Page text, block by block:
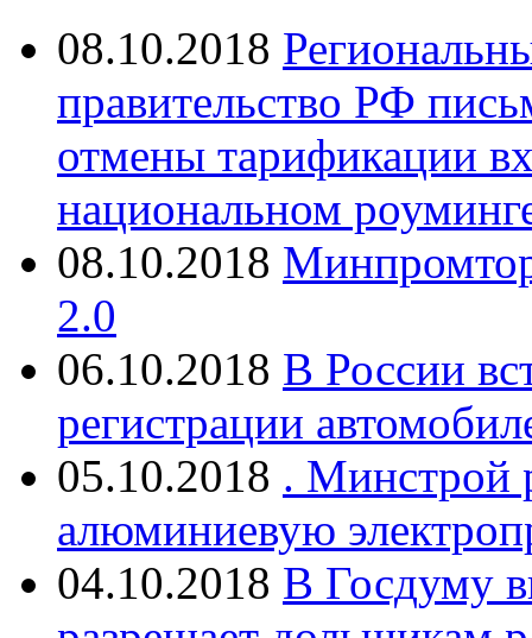
08.10.2018
правительство РФ
отмены тарификации
национальном
08.10.2018
2.0
06.10.2018 В России
регистрации
05.10.2018 . Минстрой
алюминиевую
04.10.2018 В Госдуму